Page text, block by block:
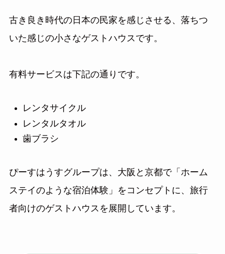
古き良き時代の日本の民家を感じさせる、落ちつ
いた感じの小さなゲストハウスです。
有料サービスは下記の通りです。
レンタサイクル
レンタルタオル
歯ブラシ
ぴーすはうすグループは、大阪と京都で「ホーム
ステイのような宿泊体験」をコンセプトに、旅行
者向けのゲストハウスを展開しています。